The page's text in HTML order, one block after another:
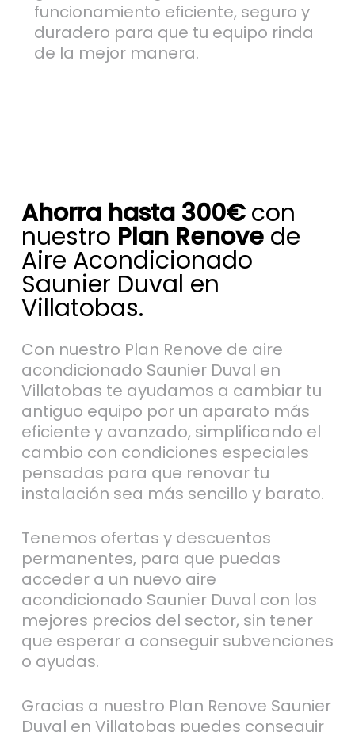
funcionamiento eficiente, seguro y
duradero para que tu equipo rinda
de la mejor manera.
Ahorra hasta 300€con
nuestro Plan Renovede
Aire Acondicionado
Saunier Duval en
Villatobas.
Con nuestro Plan Renove de aire
acondicionado Saunier Duval en
Villatobas te ayudamos a cambiar tu
antiguo equipo por un aparato más
eficiente y avanzado, simplificando el
cambio con condiciones especiales
pensadas para que renovar tu
instalación sea más sencillo y barato.
Tenemos ofertas y descuentos
permanentes, para que puedas
acceder a un nuevo aire
acondicionado Saunier Duval con los
mejores precios del sector, sin tener
que esperar a conseguir subvenciones
o ayudas.
Gracias a nuestro Plan Renove Saunier
Duval en Villatobas puedes conseguir